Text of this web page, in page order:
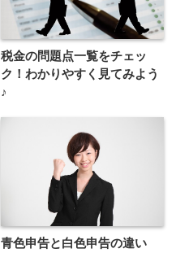
税金の問題点一覧をチェッ
ク！わかりやすく見てみよう
♪
青色申告と白色申告の違い